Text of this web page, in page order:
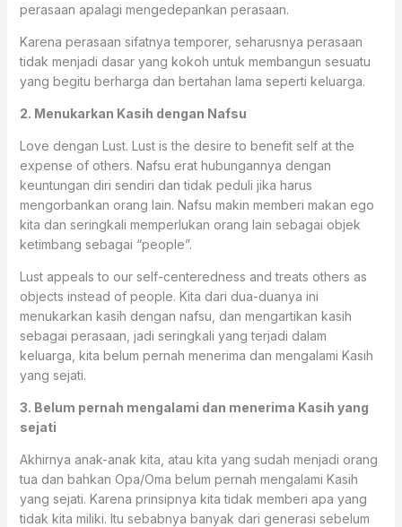
perasaan apalagi mengedepankan perasaan.
Karena perasaan sifatnya temporer, seharusnya perasaan
tidak menjadi dasar yang kokoh untuk membangun sesuatu
yang begitu berharga dan bertahan lama seperti keluarga.
2. Menukarkan Kasih dengan Nafsu
Love dengan Lust. Lust is the desire to benefit self at the
expense of others. Nafsu erat hubungannya dengan
keuntungan diri sendiri dan tidak peduli jika harus
mengorbankan orang lain. Nafsu makin memberi makan ego
kita dan seringkali memperlukan orang lain sebagai objek
ketimbang sebagai “people”.
Lust appeals to our self-centeredness and treats others as
objects instead of people. Kita dari dua-duanya ini
menukarkan kasih dengan nafsu, dan mengartikan kasih
sebagai perasaan, jadi seringkali yang terjadi dalam
keluarga, kita belum pernah menerima dan mengalami Kasih
yang sejati.
3. Belum pernah mengalami dan menerima Kasih yang
sejati
Akhirnya anak-anak kita, atau kita yang sudah menjadi orang
tua dan bahkan Opa/Oma belum pernah mengalami Kasih
yang sejati. Karena prinsipnya kita tidak memberi apa yang
tidak kita miliki. Itu sebabnya banyak dari generasi sebelum